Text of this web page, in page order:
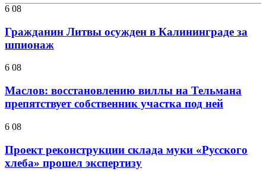
6 08
Гражданин Литвы осужден в Калининграде за
шпионаж
6 08
Маслов: восстановлению виллы на Тельмана
препятствует собственник участка под ней
6 08
Проект реконструкции склада муки «Русского
хлеба» прошел экспертизу